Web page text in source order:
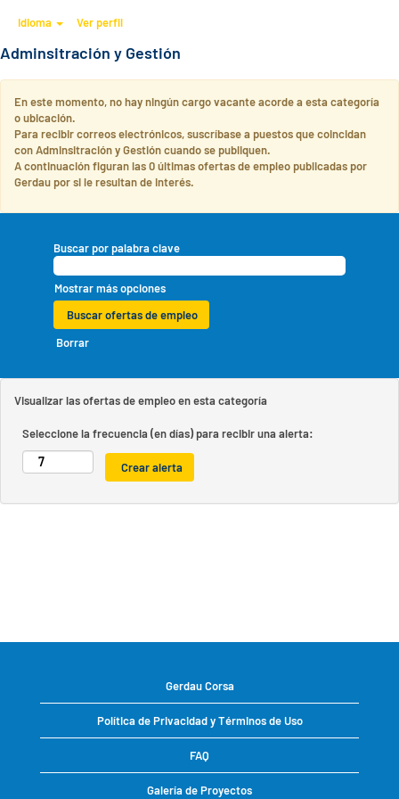
Idioma Ver perfil
Adminsitración y Gestión
En este momento, no hay ningún cargo vacante acorde a esta categoría
o ubicación.
Para recibir correos electrónicos, suscríbase a puestos que coincidan
con Adminsitración y Gestión cuando se publiquen.
A continuación figuran las 0 últimas ofertas de empleo publicadas por
Gerdau por si le resultan de interés.
Buscar por palabra clave
Mostrar más opciones
Borrar
Visualizar las ofertas de empleo en esta categoría
Seleccione la frecuencia (en días) para recibir una alerta:
Gerdau Corsa
Política de Privacidad y Términos de Uso
FAQ
Galería de Proyectos